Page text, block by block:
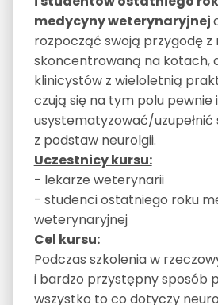
medycyny weterynaryjnej
rozpocząć swoją przygodę z
skoncentrowaną na kotach,
klinicystów z wieloletnią
czują się na tym polu pewnie
usystematyzować/uzupełnić
z podstaw neurolgii.
Uczestnicy kursu:
- lekarze weterynarii
- studenci ostatniego roku
weterynaryjnej
Cel kursu:
Podczas szkolenia w
i bardzo przystępny sposób
wszystko to co dotyczy